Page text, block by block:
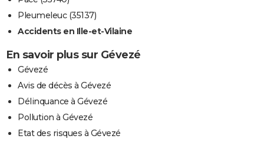
Pleumeleuc (35137)
Accidents en Ille-et-Vilaine
En savoir plus sur Gévezé
Gévezé
Avis de décès à Gévezé
Délinquance à Gévezé
Pollution à Gévezé
Etat des risques à Gévezé